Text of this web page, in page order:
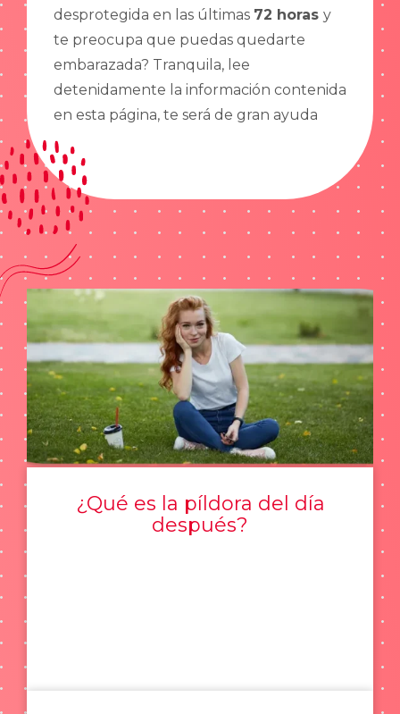
desprotegida en las últimas 72 horas y
te preocupa que puedas quedarte
embarazada? Tranquila, lee
detenidamente la información contenida
en esta página, te será de gran ayuda
¿Qué es la píldora del día
después?